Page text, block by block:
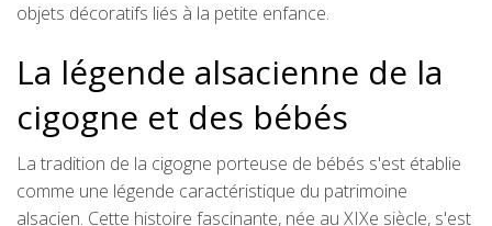
objets décoratifs liés à la petite enfance.
La légende alsacienne de la
cigogne et des bébés
La tradition de la cigogne porteuse de bébés s'est établie
comme une légende caractéristique du patrimoine
alsacien. Cette histoire fascinante, née au XIXe siècle, s'est